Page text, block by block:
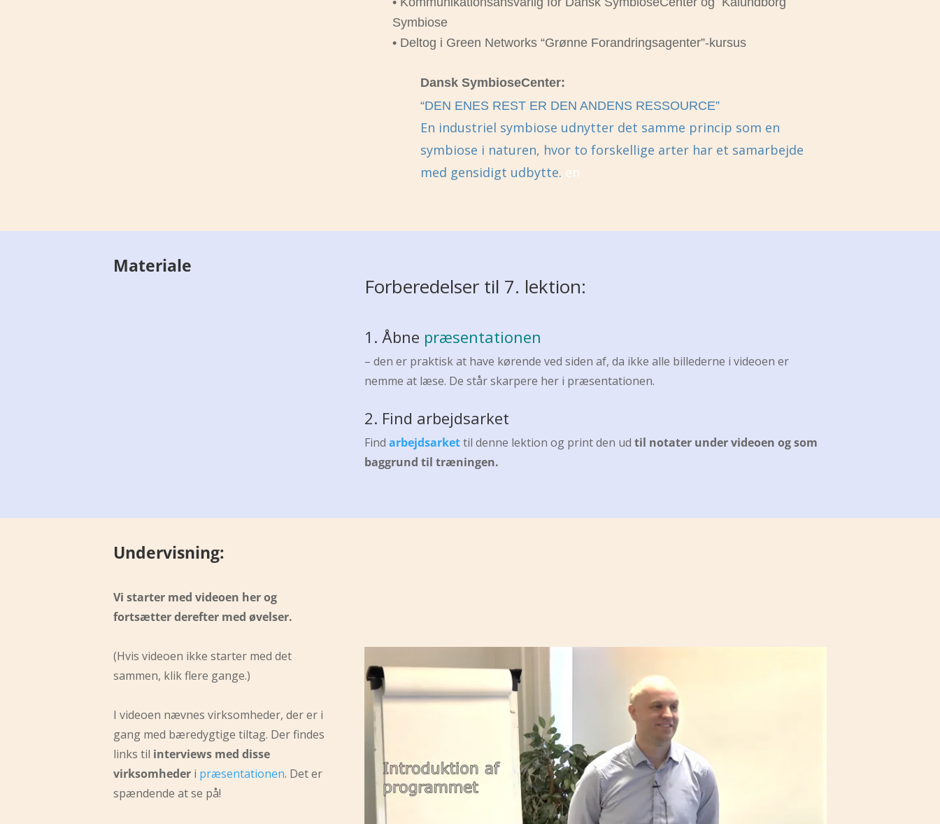
Symbiose
• Deltog i Green Networks “Grønne Forandringsagenter”-kursus
Dansk SymbioseCenter:
“DEN ENES REST ER DEN ANDENS RESSOURCE”
En industriel symbiose udnytter det samme princip som en
symbiose i naturen, hvor to forskellige arter har et samarbejde
med gensidigt udbytte. en
Materiale
Forberedelser til 7. lektion:
1. Åbne præsentationen
– den er praktisk at have kørende ved siden af, da ikke alle billederne i videoen er
nemme at læse. De står skarpere her i præsentationen.
2. Find arbejdsarket
Find arbejdsarkettil denne lektion og print den ud til notater under videoen og som
baggrund til træningen.
Undervisning:
Vi starter med videoen her og
fortsætter derefter med øvelser.
(Hvis videoen ikke starter med det
sammen, klik flere gange.)
I videoen nævnes virksomheder, der er i
gang med bæredygtige tiltag. Der findes
links til interviews med disse
virksomheder i præsentationen. Det er
spændende at se på!